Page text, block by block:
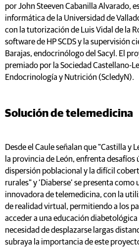
por John Steeven Cabanilla Alvarado,
informática de la Universidad de
con la tutorización de Luis Vidal de la
software de HP SCDS y la supervisión
Barajas, endocrinólogo del Sacyl. El
premiado por la Sociedad Castellano-
Endocrinología y Nutrición (ScledyN).
Solución de telemedicina
Desde el Caule señalan que "Castilla y
la provincia de León, enfrenta desafíos
dispersión poblacional y la difícil
rurales" y ‘Diaberse’ se presenta como
innovadora de telemedicina, con la
de realidad virtual, permitiendo a los
acceder a una educación diabetológica
necesidad de desplazarse largas
subraya la importancia de este